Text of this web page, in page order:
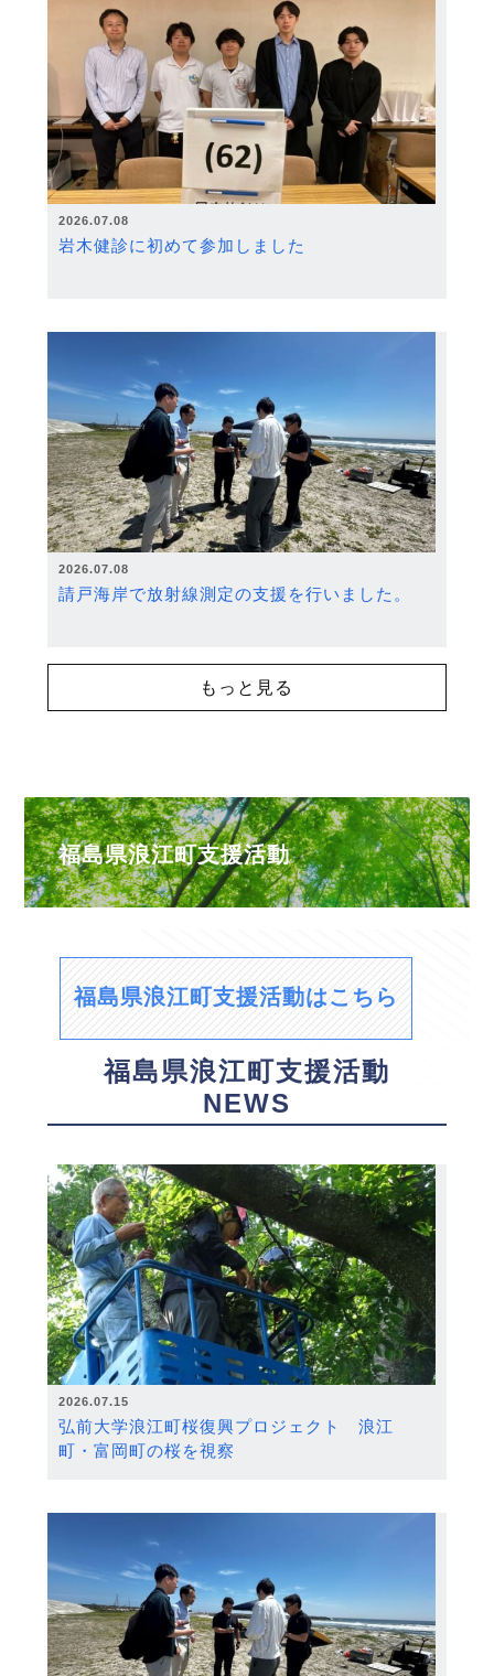
2026.07.08
岩木健診に初めて参加しました
2026.07.08
請戸海岸で放射線測定の支援を行いました。
もっと見る
福島県浪江町支援活動
福島県浪江町支援活動はこちら
福島県浪江町支援活動
NEWS
2026.07.15
弘前大学浪江町桜復興プロジェクト 浪江
町・富岡町の桜を視察